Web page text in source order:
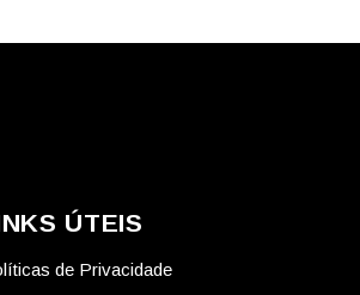
ÚTEIS
de Privacidade